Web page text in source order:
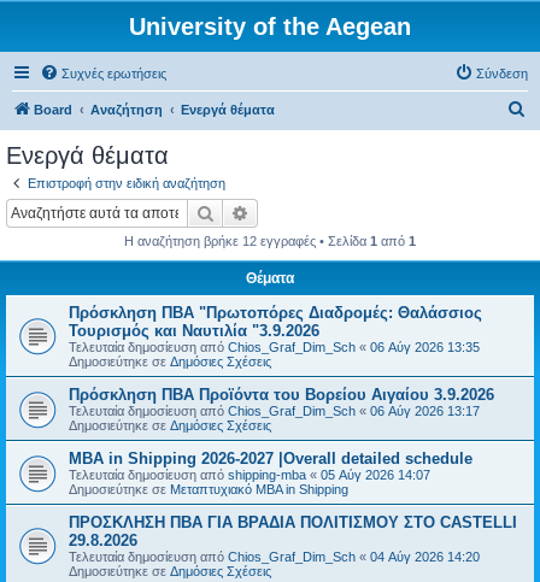
University of the Aegean
Συχνές ερωτήσεις Σύνδεση
Board Αναζήτηση Ενεργά θέματα
Ενεργά θέματα
Επιστροφή στην ειδική αναζήτηση
Αναζήτηση
Η αναζήτηση βρήκε 12 εγγραφές • Σελίδα 1 από 1
Θέματα
Πρόσκληση ΠΒΑ "Πρωτοπόρες Διαδρομές: Θαλάσσιος
Τουρισμός και Ναυτιλία "3.9.2026
Τελευταία δημοσίευση από Chios_Graf_Dim_Sch « 06 Αύγ 2026 13:35
Δημοσιεύτηκε σε Δημόσιες Σχέσεις
Πρόσκληση ΠΒΑ Προϊόντα του Βορείου Αιγαίου 3.9.2026
Τελευταία δημοσίευση από Chios_Graf_Dim_Sch « 06 Αύγ 2026 13:17
Δημοσιεύτηκε σε Δημόσιες Σχέσεις
MBA in Shipping 2026-2027 |Overall detailed schedule
Τελευταία δημοσίευση από shipping-mba « 05 Αύγ 2026 14:07
Δημοσιεύτηκε σε Μεταπτυχιακό MBA in Shipping
ΠΡΟΣΚΛΗΣΗ ΠΒΑ ΓΙΑ ΒΡΑΔΙΑ ΠΟΛΙΤΙΣΜΟΥ ΣΤΟ CASTELLI
29.8.2026
Τελευταία δημοσίευση από Chios_Graf_Dim_Sch « 04 Αύγ 2026 14:20
Δημοσιεύτηκε σε Δημόσιες Σχέσεις